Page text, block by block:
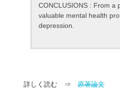
CONCLUSIONS : From a
valuable mental health
depression.
詳しく読む ⇒ 原著論文